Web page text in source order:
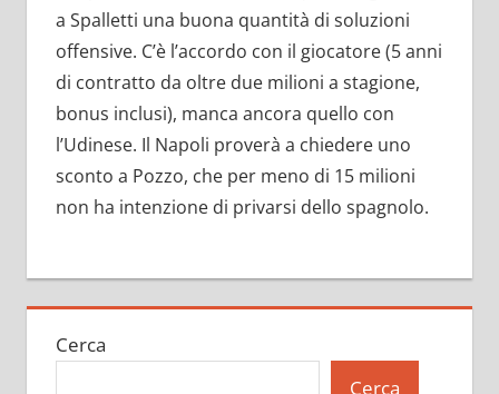
a Spalletti una buona quantità di soluzioni
offensive. C’è l’accordo con il giocatore (5 anni
di contratto da oltre due milioni a stagione,
bonus inclusi), manca ancora quello con
l’Udinese. Il Napoli proverà a chiedere uno
sconto a Pozzo, che per meno di 15 milioni
non ha intenzione di privarsi dello spagnolo.
Cerca
Cerca